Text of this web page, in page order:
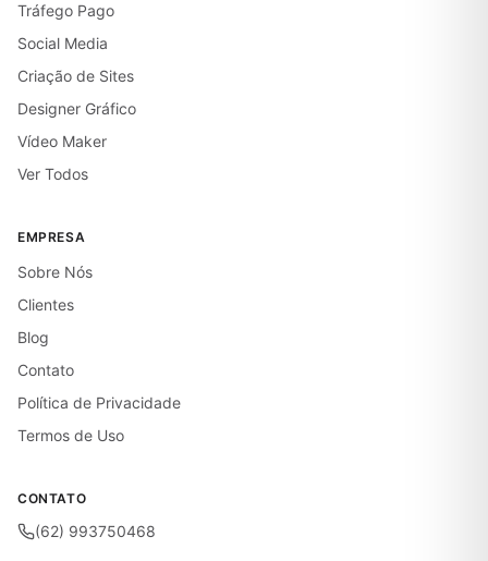
Tráfego Pago
Social Media
Criação de Sites
Designer Gráfico
Vídeo Maker
Ver Todos
EMPRESA
Sobre Nós
Clientes
Blog
Contato
Política de Privacidade
Termos de Uso
CONTATO
(62) 993750468